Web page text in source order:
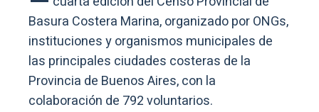
Basura Costera Marina, organizado por ONGs,
instituciones y organismos municipales de
las principales ciudades costeras de la
Provincia de Buenos Aires, con la
colaboración de 792 voluntarios.